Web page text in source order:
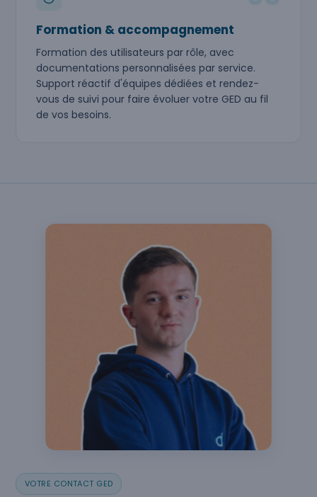
Formation & accompagnement
Formation des utilisateurs par rôle, avec
documentations personnalisées par service.
Support réactif d'équipes dédiées et rendez-
vous de suivi pour faire évoluer votre GED au fil
de vos besoins.
VOTRE CONTACT GED